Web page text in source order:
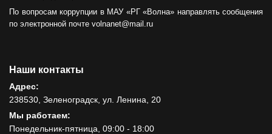
По вопросам коррупции в МАУ «РГ «Волна» направлять сообщения
по электронной почте volnanet@mail.ru
Наши контакты
Адрес:
238530, Зеленоградск, ул. Ленина, 20
Мы работаем:
Понедельник-пятница, 09:00 - 18:00